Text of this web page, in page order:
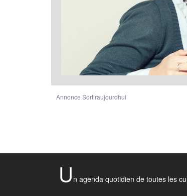
Annonce Sortiraujourdhui
U n agenda quotidien de toutes les